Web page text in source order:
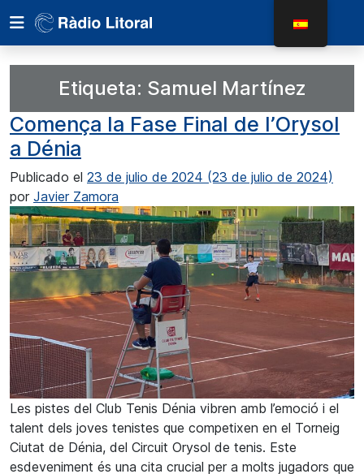
Etiqueta: Samuel Martínez
Comença la Fase Final de l’Orysol
a Dénia
Publicado el 23 de julio de 2024 (23 de julio de 2024)
por Javier Zamora
Les pistes del Club Tenis Dénia vibren amb l’emoció i el
talent dels joves tenistes que competixen en el Torneig
Ciutat de Dénia, del Circuit Orysol de tenis. Este
esdeveniment és una cita crucial per a molts jugadors que